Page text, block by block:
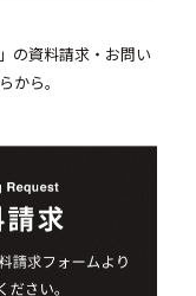
の資料請求・お問い
から。